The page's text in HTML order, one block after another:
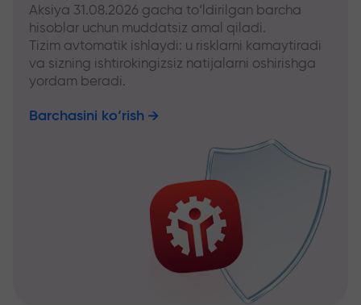
Aksiya 31.08.2026 gacha to‘ldirilgan barcha
hisoblar uchun muddatsiz amal qiladi.
Tizim avtomatik ishlaydi: u risklarni kamaytiradi
va sizning ishtirokingizsiz natijalarni oshirishga
yordam beradi.
Barchasini ko‘rish